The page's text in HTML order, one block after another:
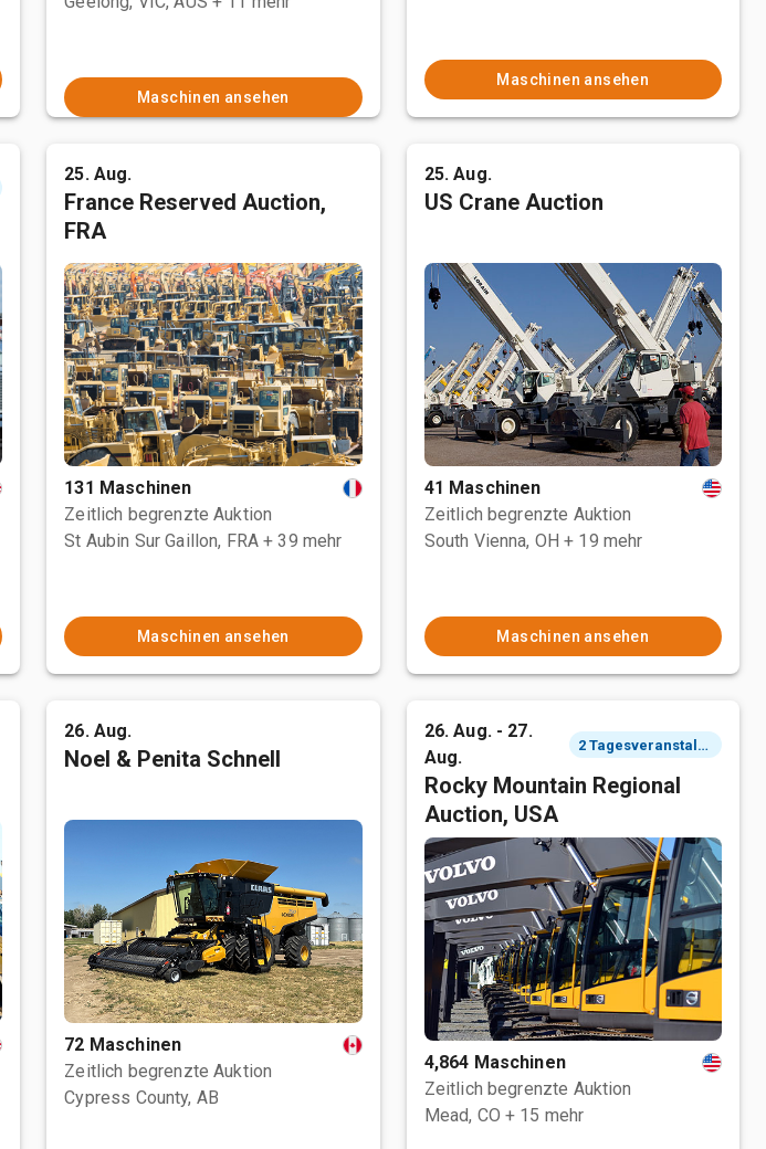
Maschinen ansehen
Maschinen ansehen
25. Aug.
France Reserved Auction,
FRA
131 Maschinen
Zeitlich begrenzte Auktion
St Aubin Sur Gaillon, FRA + 39 mehr
Maschinen ansehen
25. Aug.
US Crane Auction
41 Maschinen
Zeitlich begrenzte Auktion
South Vienna, OH + 19 mehr
Maschinen ansehen
26. Aug.
Noel & Penita Schnell
72 Maschinen
Zeitlich begrenzte Auktion
Cypress County, AB
26. Aug. - 27.
Aug.
2 Tagesveranstaltung
Rocky Mountain Regional
Auction, USA
4,864 Maschinen
Zeitlich begrenzte Auktion
Mead, CO + 15 mehr